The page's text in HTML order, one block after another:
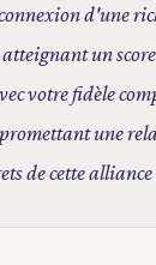
d'une
un
votre fidèle
une
de cette